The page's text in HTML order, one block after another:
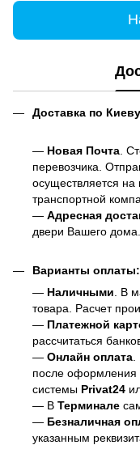
Доставка по
— Новая Почта .
перевозчика.
осуществляется
транспортной
— Адресная
двери Вашего дома.
Варианты оплаты:
— Наличными . В
товара. Расчет
— Платежной
рассчитаться
— Онлайн оплата
после оформления
системы Privat24
— В Терминале
— Безналичная
указанным